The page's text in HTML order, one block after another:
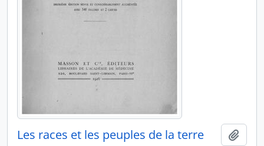
Les races et les peuples de la terre